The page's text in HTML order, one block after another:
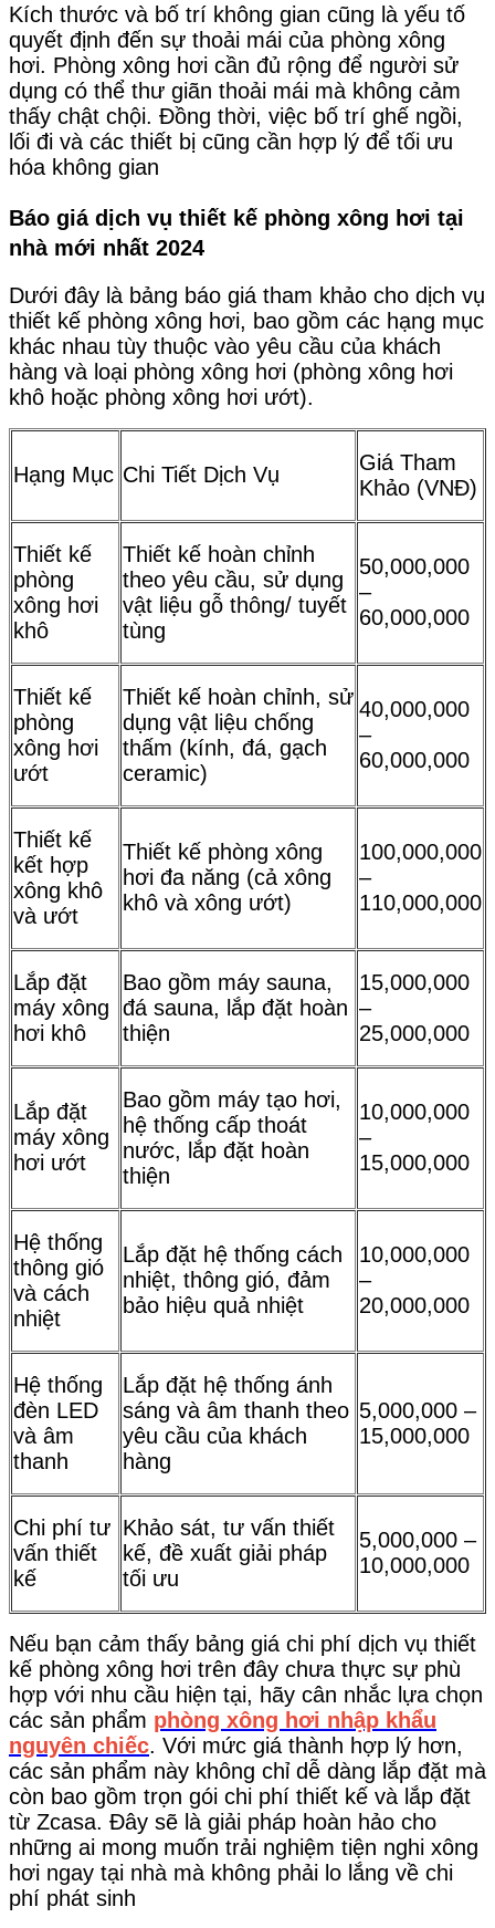
Kích thước và bố trí không gian cũng là yếu tố
quyết định đến sự thoải mái của phòng xông
hơi. Phòng xông hơi cần đủ rộng để người sử
dụng có thể thư giãn thoải mái mà không cảm
thấy chật chội. Đồng thời, việc bố trí ghế ngồi,
lối đi và các thiết bị cũng cần hợp lý để tối ưu
hóa không gian
Báo giá dịch vụ thiết kế phòng xông hơi tại
nhà mới nhất 2024
Dưới đây là bảng báo giá tham khảo cho dịch vụ
thiết kế phòng xông hơi, bao gồm các hạng mục
khác nhau tùy thuộc vào yêu cầu của khách
hàng và loại phòng xông hơi (phòng xông hơi
khô hoặc phòng xông hơi ướt).
Hạng Mục Chi Tiết Dịch Vụ
Giá Tham
Khảo (VNĐ)
Thiết kế
phòng
xông hơi
khô
Thiết kế hoàn chỉnh
theo yêu cầu, sử dụng
vật liệu gỗ thông/ tuyết
tùng
50,000,000
–
60,000,000
Thiết kế
phòng
xông hơi
ướt
Thiết kế hoàn chỉnh, sử
dụng vật liệu chống
thấm (kính, đá, gạch
ceramic)
40,000,000
–
60,000,000
Thiết kế
kết hợp
xông khô
và ướt
Thiết kế phòng xông
hơi đa năng (cả xông
khô và xông ướt)
100,000,000
–
110,000,000
Lắp đặt
máy xông
hơi khô
Bao gồm máy sauna,
đá sauna, lắp đặt hoàn
thiện
15,000,000
–
25,000,000
Lắp đặt
máy xông
hơi ướt
Bao gồm máy tạo hơi,
hệ thống cấp thoát
nước, lắp đặt hoàn
thiện
10,000,000
–
15,000,000
Hệ thống
thông gió
và cách
nhiệt
Lắp đặt hệ thống cách
nhiệt, thông gió, đảm
bảo hiệu quả nhiệt
10,000,000
–
20,000,000
Hệ thống
đèn LED
và âm
thanh
Lắp đặt hệ thống ánh
sáng và âm thanh theo
yêu cầu của khách
hàng
5,000,000 –
15,000,000
Chi phí tư
vấn thiết
kế
Khảo sát, tư vấn thiết
kế, đề xuất giải pháp
tối ưu
5,000,000 –
10,000,000
Nếu bạn cảm thấy bảng giá chi phí dịch vụ thiết
kế phòng xông hơi trên đây chưa thực sự phù
hợp với nhu cầu hiện tại, hãy cân nhắc lựa chọn
các sản phẩm phòng xông hơi nhập khẩu
nguyên chiếc. Với mức giá thành hợp lý hơn,
các sản phẩm này không chỉ dễ dàng lắp đặt mà
còn bao gồm trọn gói chi phí thiết kế và lắp đặt
từ Zcasa. Đây sẽ là giải pháp hoàn hảo cho
những ai mong muốn trải nghiệm tiện nghi xông
hơi ngay tại nhà mà không phải lo lắng về chi
phí phát sinh